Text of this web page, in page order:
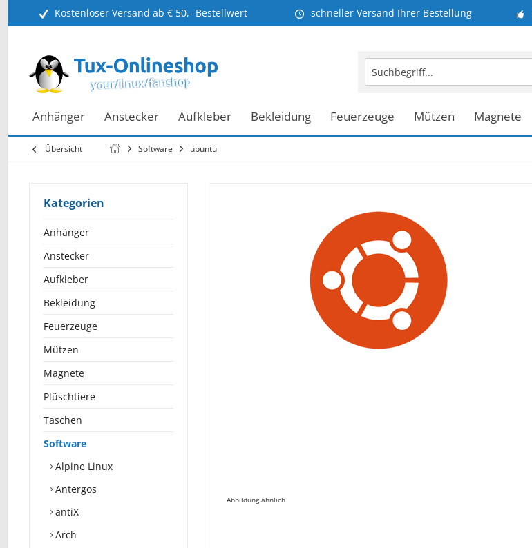
Kostenloser Versand ab € 50,- Bestellwert schneller Versand Ihrer Bestellung
Anhänger Anstecker Aufkleber Bekleidung Feuerzeuge Mützen Magnete
Übersicht Software ubuntu
Kategorien
Anhänger
Anstecker
Aufkleber
Bekleidung
Feuerzeuge
Mützen
Magnete
Plüschtiere
Taschen
Software
Alpine Linux
Antergos
antiX
Arch
Abbildung ähnlich